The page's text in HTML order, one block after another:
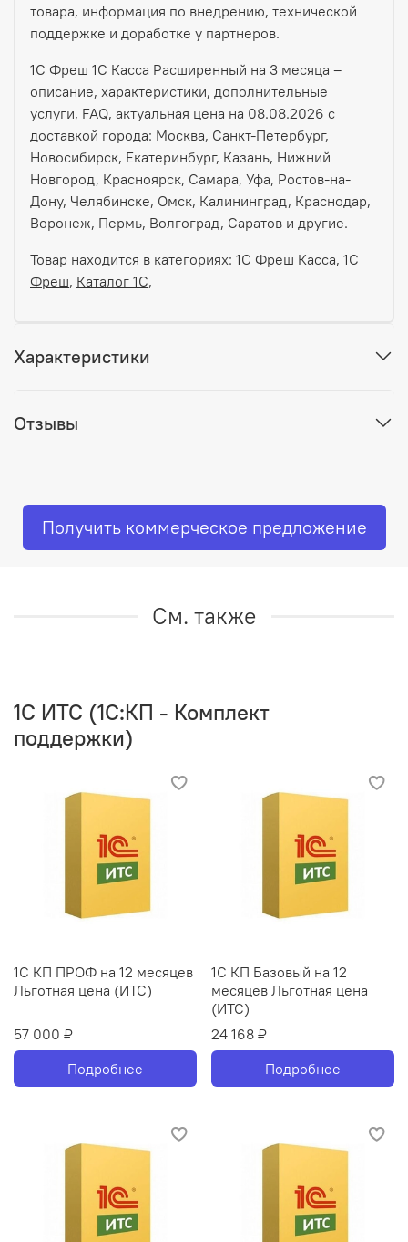
товара, информация по внедрению, технической
поддержке и доработке у партнеров.
1С Фреш 1С Касса Расширенный на 3 месяца –
описание, характеристики, дополнительные
услуги, FAQ, актуальная цена на 08.08.2026 с
доставкой города: Москва, Санкт-Петербург,
Новосибирск, Екатеринбург, Казань, Нижний
Новгород, Красноярск, Самара, Уфа, Ростов-на-
Дону, Челябинске, Омск, Калининград, Краснодар,
Воронеж, Пермь, Волгоград, Саратов и другие.
Товар находится в категориях: 1С Фреш Касса, 1С
Фреш, Каталог 1С,
Характеристики
Отзывы
Получить коммерческое предложение
См. также
1C ИТС (1С:КП - Комплект
поддержки)
1С КП ПРОФ на 12 месяцев
Льготная цена (ИТС)
57 000 ₽
Подробнее
1С КП Базовый на 12
месяцев Льготная цена
(ИТС)
24 168 ₽
Подробнее